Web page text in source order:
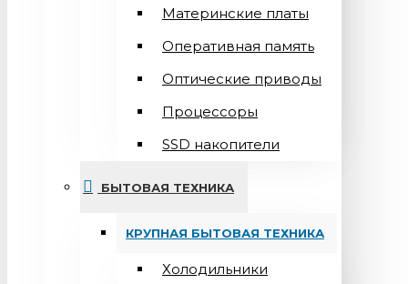
Материнские платы
Оперативная память
Оптические приводы
Процессоры
SSD накопители
БЫТОВАЯ ТЕХНИКА
КРУПНАЯ БЫТОВАЯ ТЕХНИКА
Холодильники